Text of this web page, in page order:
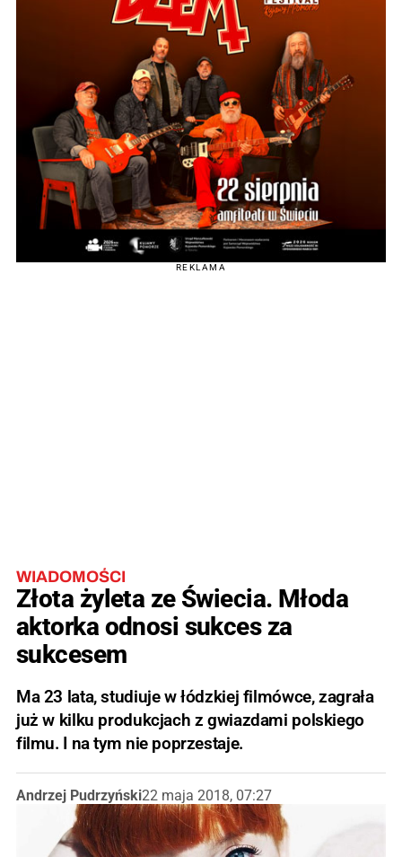
REKLAMA
WIADOMOŚCI
Złota żyleta ze Świecia. Młoda
aktorka odnosi sukces za
sukcesem
Ma 23 lata, studiuje w łódzkiej filmówce, zagrała
już w kilku produkcjach z gwiazdami polskiego
filmu. I na tym nie poprzestaje.
Andrzej Pudrzyński22 maja 2018, 07:27